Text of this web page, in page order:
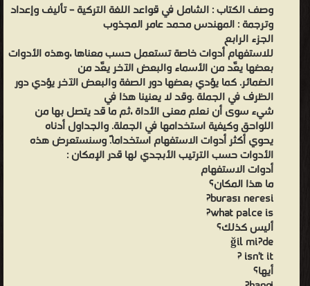
وصف الكتاب :الشامل في قواعد اللغة التركية – تأليف وإعداد
وترجمة : المهندس محمد عامر المجذوب
الجزء الرابع
للاستفهام أدوات خاصة تستعمل حسب معناها ،وهذه الأدوات
بعضها يعَّد من الأسماء والبعض الآخر يعَّد من
الضمائر. كما يؤدي بعضها دور الصفة والبعض الآخر يؤدي دور
الظرف في الجملة .وقد لا يعنينا هذا في
شيء سوى أن نعلم معنى الأداة ،ثم ما قد يتصل بها من
اللواحق وكيفية استخدامها في الجملة. والجداول أدناه
يحوي أكثر أدوات الاستفهام استخداما.ً وسنستعرض هذه
الأدوات حسب الترتيب الأبجدي لها قدر الإمكان :
أدوات الاستفهام
ما هذا المكان؟
burası neresi?
what palce is?
أليس كذلك؟
ğil mi?de
isn't it ?
أيها؟